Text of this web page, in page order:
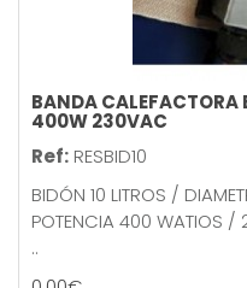
BANDA
400W 230VAC
Ref: RESBID10
BIDÓN 10 LITROS /
POTENCIA 400 WATIOS
..